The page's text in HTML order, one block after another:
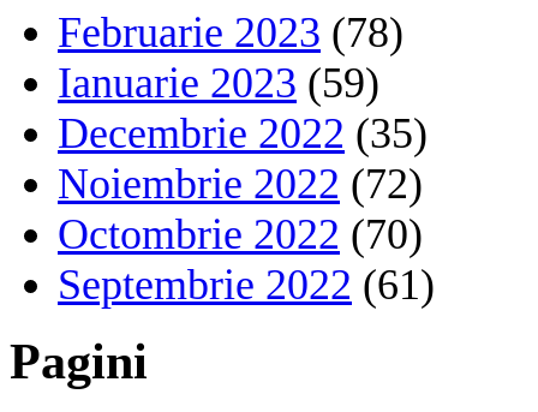
Februarie 2023 (78)
Ianuarie 2023 (59)
Decembrie 2022 (35)
Noiembrie 2022 (72)
Octombrie 2022 (70)
Septembrie 2022 (61)
Pagini